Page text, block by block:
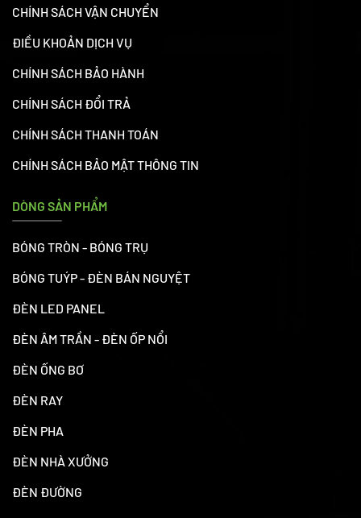
CHÍNH SÁCH VẬN CHUYỂN
ĐIỀU KHOẢN DỊCH VỤ
CHÍNH SÁCH BẢO HÀNH
CHÍNH SÁCH ĐỔI TRẢ
CHÍNH SÁCH THANH TOÁN
CHÍNH SÁCH BẢO MẬT THÔNG TIN
DÒNG SẢN PHẨM
BÓNG TRÒN - BÓNG TRỤ
BÓNG TUÝP - ĐÈN BÁN NGUYỆT
ĐÈN LED PANEL
ĐÈN ÂM TRẦN - ĐÈN ỐP NỔI
ĐÈN ỐNG BƠ
ĐÈN RAY
ĐÈN PHA
ĐÈN NHÀ XƯỞNG
ĐÈN ĐƯỜNG